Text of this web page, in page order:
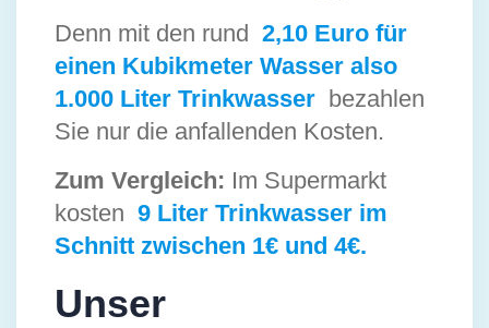
Denn mit den rund 2,10 Euro für
einen Kubikmeter Wasser also
1.000 Liter Trinkwasser bezahlen
Sie nur die anfallenden Kosten.
Zum Vergleich: Im Supermarkt
kosten 9 Liter Trinkwasser im
Schnitt zwischen 1€ und 4€.
Unser